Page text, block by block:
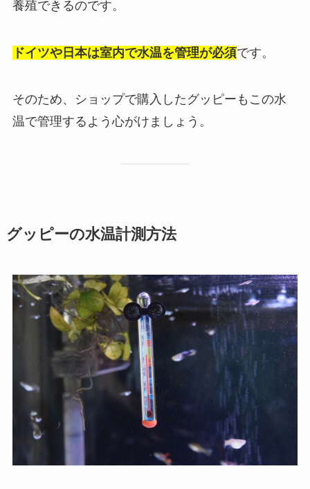
養殖できるのです。
ドイツや日本は室内で水温を管理が必須です。
そのため、ショップで購入したグッピーもこの水
温で管理するよう心がけましょう。
グッピーの水温計測方法